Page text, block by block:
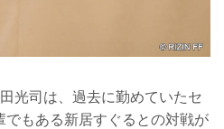
光司は、過去に勤めていたセ
でもある新居すぐるとの対戦が